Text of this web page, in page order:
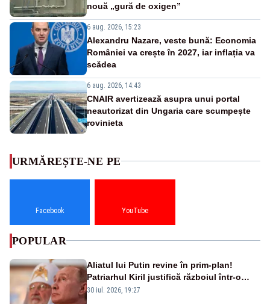
nouă „gură de oxigen”
6 aug. 2026, 15:23
Alexandru Nazare, veste bună: Economia
României va crește în 2027, iar inflația va
scădea
6 aug. 2026, 14:43
CNAIR avertizează asupra unui portal
neautorizat din Ungaria care scumpește
rovinieta
URMĂREȘTE-NE PE
Facebook YouTube
POPULAR
Aliatul lui Putin revine în prim-plan!
Patriarhul Kiril justifică războiul într-o
nouă carte
30 iul. 2026, 19:27